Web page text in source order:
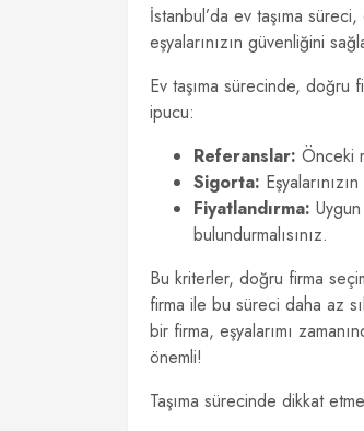
İstanbul’da ev taşıma
eşyalarınızın güvenliğini
Ev taşıma sürecinde, doğru
ipucu:
Referanslar: Önceki
Sigorta:
Fiyatlandırma:
bulundurmalısınız.
Bu kriterler, doğru firma
firma ile bu süreci daha az
bir firma, eşyalarımı
önemli!
Taşıma sürecinde dikkat